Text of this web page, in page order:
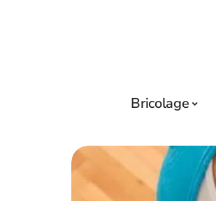
Bricolage